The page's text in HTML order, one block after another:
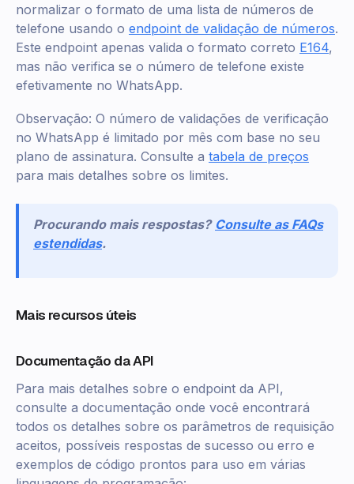
normalizar o formato de uma lista de números de
telefone usando o endpoint de validação de números.
Este endpoint apenas valida o formato correto E164,
mas não verifica se o número de telefone existe
efetivamente no WhatsApp.
Observação: O número de validações de verificação
no WhatsApp é limitado por mês com base no seu
plano de assinatura. Consulte a tabela de preços
para mais detalhes sobre os limites.
Procurando mais respostas? Consulte as FAQs
estendidas.
Mais recursos úteis
Documentação da API
Para mais detalhes sobre o endpoint da API,
consulte a documentação onde você encontrará
todos os detalhes sobre os parâmetros de requisição
aceitos, possíveis respostas de sucesso ou erro e
exemplos de código prontos para uso em várias